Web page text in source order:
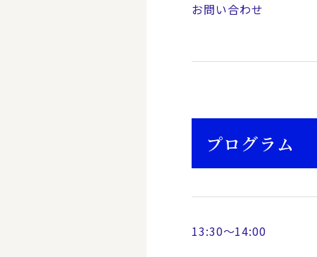
お問い合わせ
プログラム
13:30～14:00